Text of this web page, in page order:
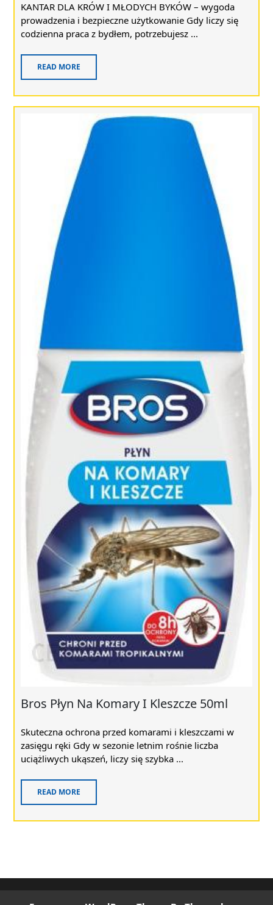
KANTAR DLA KRÓW I MŁODYCH BYKÓW – wygoda
prowadzenia i bezpieczne użytkowanie Gdy liczy się
codzienna praca z bydłem, potrzebujesz ...
READ MORE
Bros Płyn Na Komary I Kleszcze 50ml
Skuteczna ochrona przed komarami i kleszczami w
zasięgu ręki Gdy w sezonie letnim rośnie liczba
uciążliwych ukąszeń, liczy się szybka ...
READ MORE